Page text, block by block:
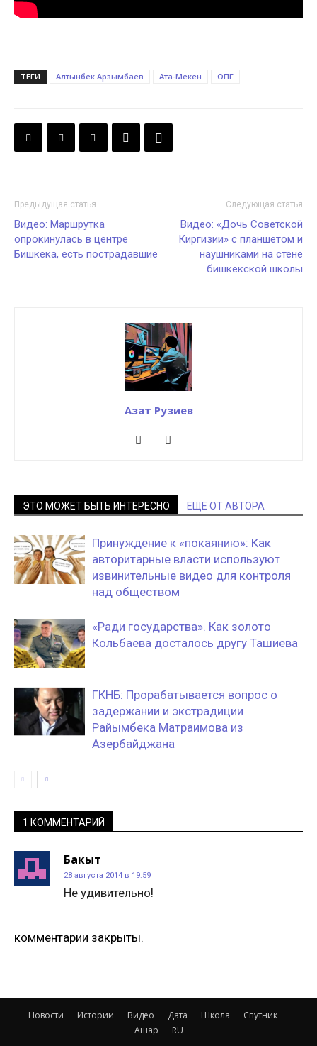
ТЕГИ Алтынбек Арзымбаев Ата-Мекен ОПГ
Предыдущая статья
Видео: Маршрутка
опрокинулась в центре
Бишкека, есть пострадавшие
Следующая статья
Видео: «Дочь Советской
Киргизии» с планшетом и
наушниками на стене
бишкекской школы
Азат Рузиев
ЭТО МОЖЕТ БЫТЬ ИНТЕРЕСНО ЕЩЕ ОТ АВТОРА
Принуждение к «покаянию»: Как
авторитарные власти используют
извинительные видео для контроля
над обществом
«Ради государства». Как золото
Кольбаева досталось другу Ташиева
ГКНБ: Прорабатывается вопрос о
задержании и экстрадиции
Райымбека Матраимова из
Азербайджана
1 КОММЕНТАРИЙ
Бакыт
28 августа 2014 в 19:59
Не удивительно!
комментарии закрыты.
Новости Истории Видео Дата Школа
Спутник
Ашар
RU